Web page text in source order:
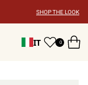
SHOP THE LOOK
IT 0